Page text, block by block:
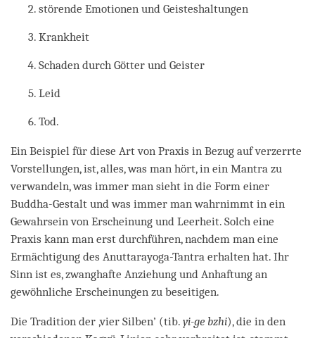
störende Emotionen und Geisteshaltungen
Krankheit
Schaden durch Götter und Geister
Leid
Tod.
Ein Beispiel für diese Art von Praxis in Bezug auf verzerrte
Vorstellungen, ist, alles, was man hört, in ein Mantra zu
verwandeln, was immer man sieht in die Form einer
Buddha-Gestalt und was immer man wahrnimmt in ein
Gewahrsein von Erscheinung und Leerheit. Solch eine
Praxis kann man erst durchführen, nachdem man eine
Ermächtigung des Anuttarayoga-Tantra erhalten hat. Ihr
Sinn ist es, zwanghafte Anziehung und Anhaftung an
gewöhnliche Erscheinungen zu beseitigen.
Die Tradition der ‚vier Silben’ (tib. yi-ge bzhi), die in den